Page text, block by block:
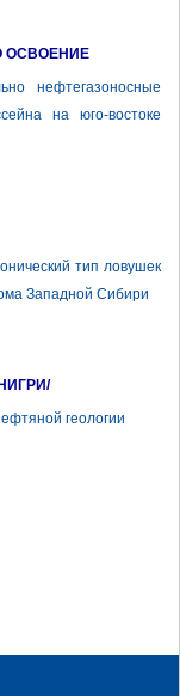
ОСВОЕНИЕ
нефтегазоносные
на юго-востоке
тип ловушек
Западной Сибири
геологии